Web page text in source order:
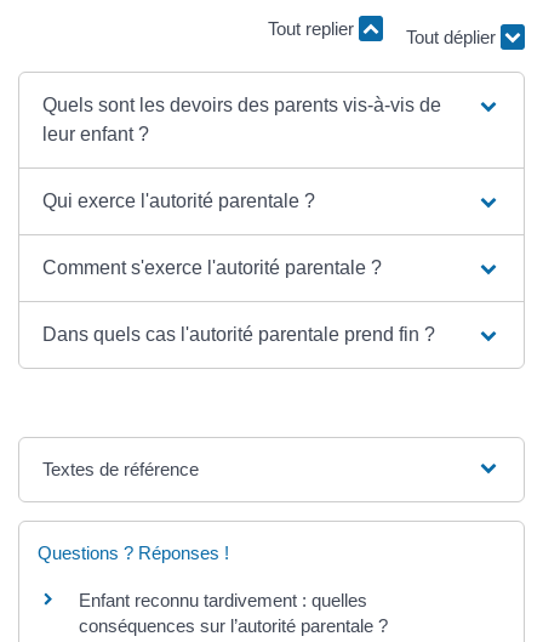
Tout replier Tout déplier
Quels sont les devoirs des parents vis-à-vis de
leur enfant ?
Qui exerce l'autorité parentale ?
Comment s'exerce l'autorité parentale ?
Dans quels cas l'autorité parentale prend fin ?
Textes de référence
Questions ? Réponses !
Enfant reconnu tardivement : quelles
conséquences sur l’autorité parentale ?